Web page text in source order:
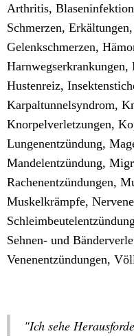
Arthritis,
Schmerzen,
Gelenkschmerzen,
Harnwegserkrankungen,
Hustenreiz,
Karpaltunnelsyndrom,
Knorpelverletzungen,
Lungenentzündung,
Mandelentzündung,
Rachenentzündungen,
Muskelkrämpfe,
Sehnen- und
Venenentzündungen,
"Ich sehe